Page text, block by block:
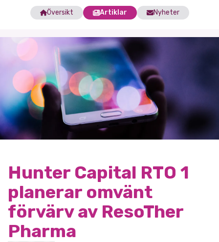
Översikt Artiklar Nyheter
Hunter Capital RTO 1
planerar omvänt
förvärv av ResoTher
Pharma